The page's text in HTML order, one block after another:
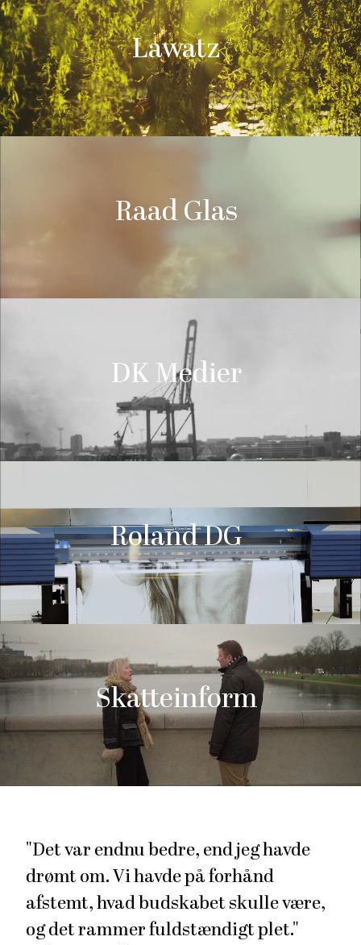
Lawatz
Raad Glas
DK Medier
Roland DG
Skatteinform
"Det var endnu bedre, end jeg havde
drømt om. Vi havde på forhånd
afstemt, hvad budskabet skulle være,
og det rammer fuldstændigt plet."